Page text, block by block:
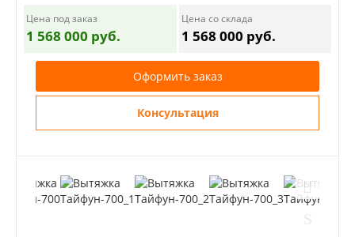
Цена под заказ
1 568 000 руб.
Цена со склада
1 568 000 руб.
Оформить заказ
Консультация